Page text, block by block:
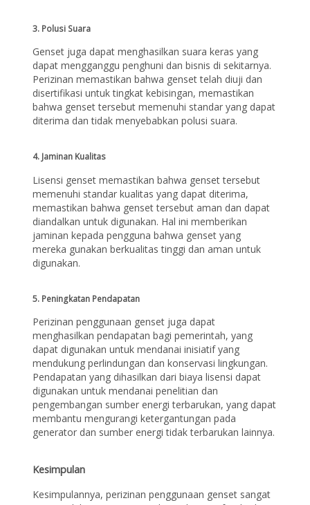
3. Polusi Suara
Genset juga dapat menghasilkan suara keras yang
dapat mengganggu penghuni dan bisnis di sekitarnya.
Perizinan memastikan bahwa genset telah diuji dan
disertifikasi untuk tingkat kebisingan, memastikan
bahwa genset tersebut memenuhi standar yang dapat
diterima dan tidak menyebabkan polusi suara.
4. Jaminan Kualitas
Lisensi genset memastikan bahwa genset tersebut
memenuhi standar kualitas yang dapat diterima,
memastikan bahwa genset tersebut aman dan dapat
diandalkan untuk digunakan. Hal ini memberikan
jaminan kepada pengguna bahwa genset yang
mereka gunakan berkualitas tinggi dan aman untuk
digunakan.
5. Peningkatan Pendapatan
Perizinan penggunaan genset juga dapat
menghasilkan pendapatan bagi pemerintah, yang
dapat digunakan untuk mendanai inisiatif yang
mendukung perlindungan dan konservasi lingkungan.
Pendapatan yang dihasilkan dari biaya lisensi dapat
digunakan untuk mendanai penelitian dan
pengembangan sumber energi terbarukan, yang dapat
membantu mengurangi ketergantungan pada
generator dan sumber energi tidak terbarukan lainnya.
Kesimpulan
Kesimpulannya, perizinan penggunaan genset sangat